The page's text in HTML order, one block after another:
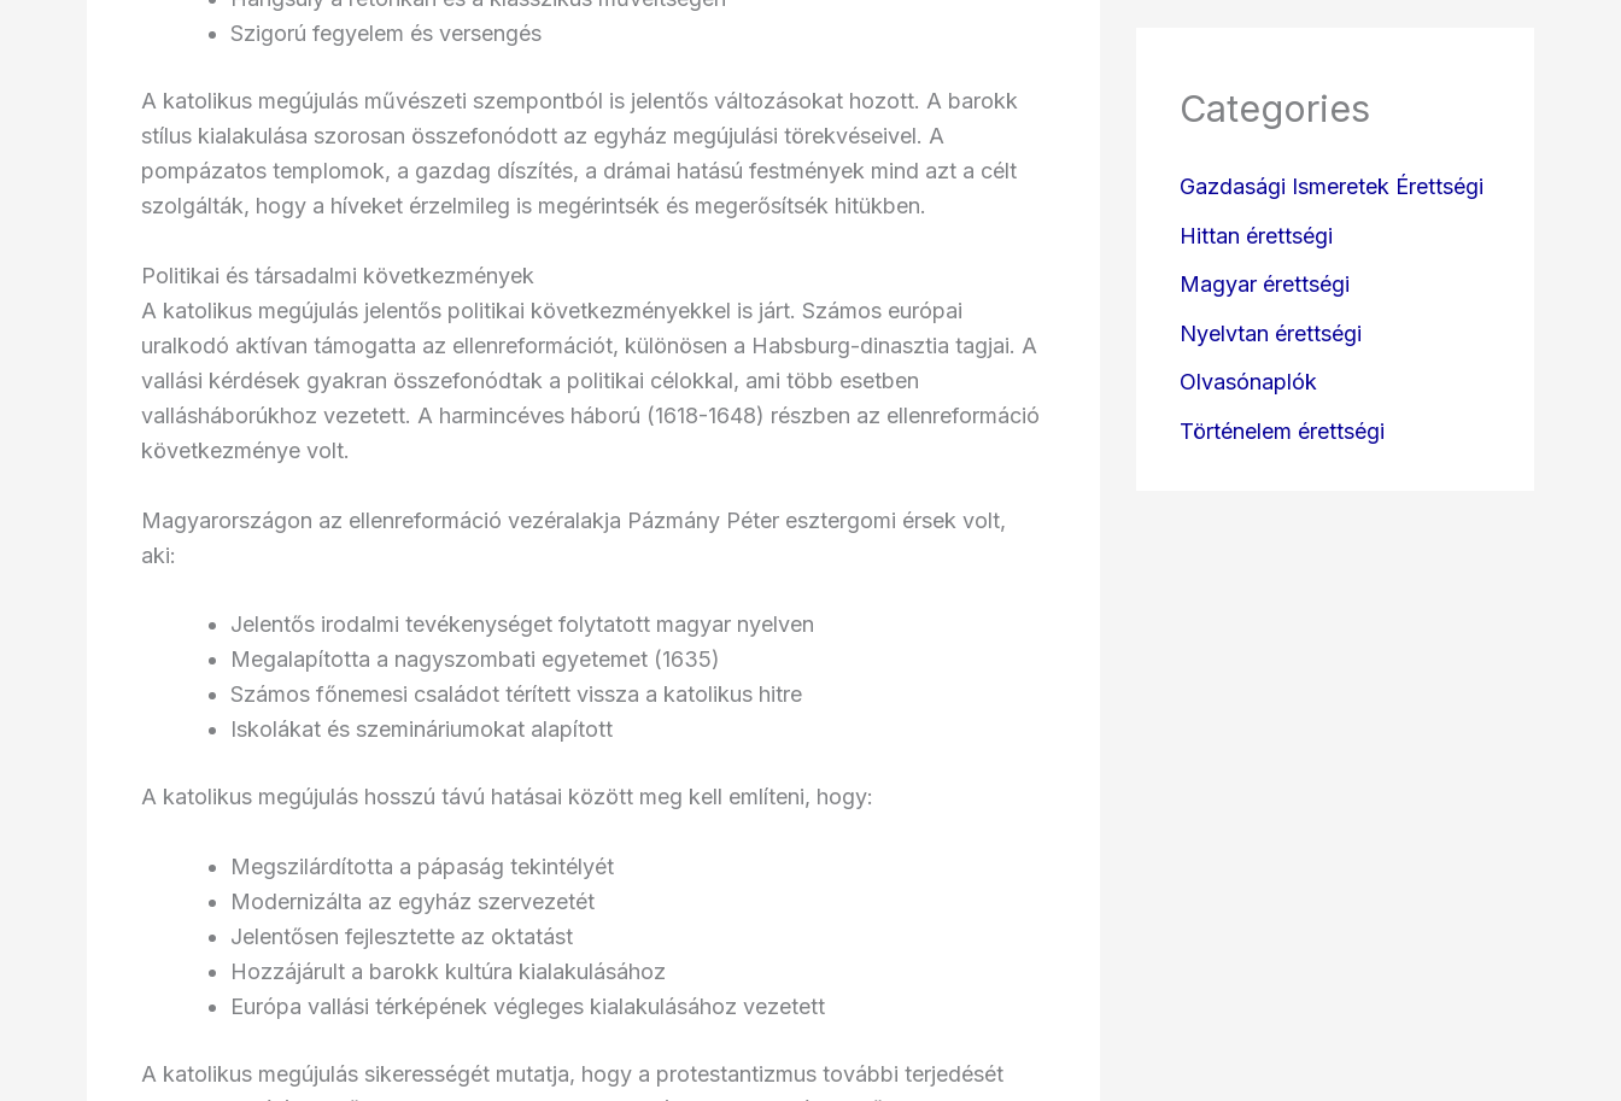
Szigorú fegyelem és versengés
A katolikus megújulás művészeti szempontból is jelentős változásokat hozott. A barokk
stílus kialakulása szorosan összefonódott az egyház megújulási törekvéseivel. A
pompázatos templomok, a gazdag díszítés, a drámai hatású festmények mind azt a célt
szolgálták, hogy a híveket érzelmileg is megérintsék és megerősítsék hitükben.
Politikai és társadalmi következmények
A katolikus megújulás jelentős politikai következményekkel is járt. Számos európai
uralkodó aktívan támogatta az ellenreformációt, különösen a Habsburg-dinasztia tagjai. A
vallási kérdések gyakran összefonódtak a politikai célokkal, ami több esetben
vallásháborúkhoz vezetett. A harmincéves háború (1618-1648) részben az ellenreformáció
következménye volt.
Magyarországon az ellenreformáció vezéralakja Pázmány Péter esztergomi érsek volt,
aki:
Jelentős irodalmi tevékenységet folytatott magyar nyelven
Megalapította a nagyszombati egyetemet (1635)
Számos főnemesi családot térített vissza a katolikus hitre
Iskolákat és szemináriumokat alapított
A katolikus megújulás hosszú távú hatásai között meg kell említeni, hogy:
Megszilárdította a pápaság tekintélyét
Modernizálta az egyház szervezetét
Jelentősen fejlesztette az oktatást
Hozzájárult a barokk kultúra kialakulásához
Európa vallási térképének végleges kialakulásához vezetett
A katolikus megújulás sikerességét mutatja, hogy a protestantizmus további terjedését
Categories
Gazdasági Ismeretek Érettségi
Hittan érettségi
Magyar érettségi
Nyelvtan érettségi
Olvasónaplók
Történelem érettségi